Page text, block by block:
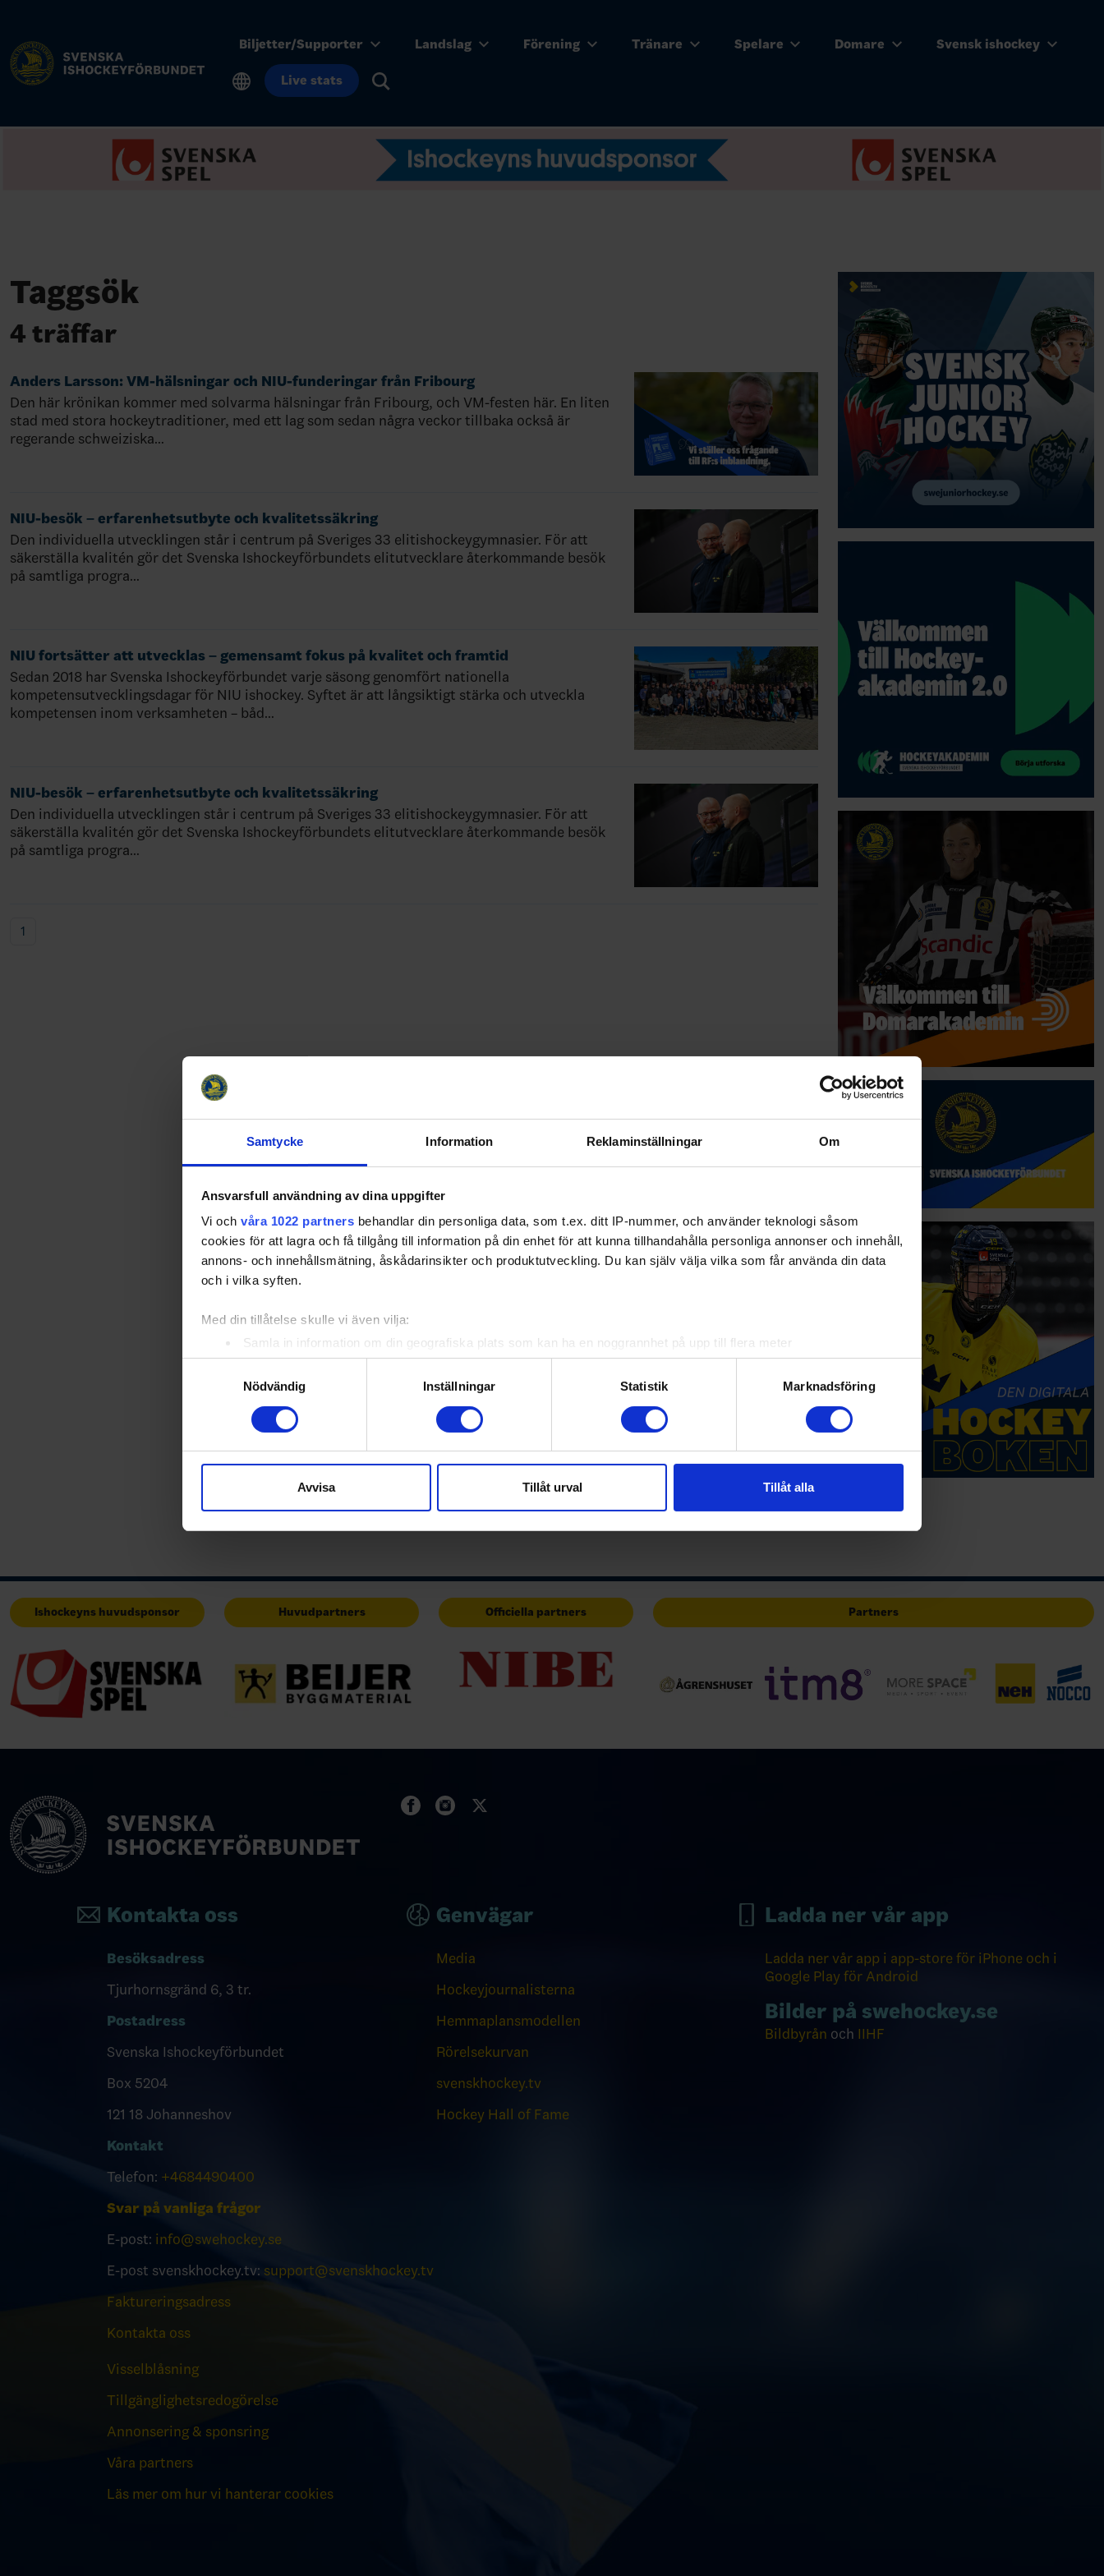
Samtycke Information Reklaminställningar Om
Ansvarsfull användning av dina uppgifter
Vi och våra 1022 partners behandlar din personliga data, som t.ex. ditt IP-nummer, och använder teknologi såsom
cookies för att lagra och få tillgång till information på din enhet för att kunna tillhandahålla personliga annonser och innehåll,
annons- och innehållsmätning, åskådarinsikter och produktutveckling. Du kan själv välja vilka som får använda din data
och i vilka syften.
Med din tillåtelse skulle vi även vilja:
Samla in information om din geografiska plats som kan ha en noggrannhet på upp till flera meter
Identifiera din enhet genom att aktivt skanna den för specifika kännetecken (fingeravtryck)
Ta reda på mer om hur dina personliga uppgifter behandlas och ställ in dina preferenser i
detaljsektionen. Du kan ändra
eller dra tillbaka ditt samtycke när som helst från cookie-förklaringen.
sociala medier och analysera vår trafik. Vi vidarebefordrar även sådana identifierare och annan information från din enhet
till de sociala medier och annons- och analysföretag som vi samarbetar med. Dessa kan i sin tur kombinera informationen
Nödvändig
Inställningar Statistik Marknadsföring
Avvisa Tillåt urval Tillåt alla
Biljetter/Supporter Landslag Förening Tränare Spelare Domare Svensk ishockey
Live stats
Taggsök
4 träffar
Anders Larsson: VM-hälsningar och NIU-funderingar från Fribourg
Den här krönikan kommer med solvarma hälsningar från Fribourg, och VM-festen här. En liten
stad med stora hockeytraditioner, med ett lag som sedan några veckor tillbaka också är
regerande schweiziska…
NIU-besök – erfarenhetsutbyte och kvalitetssäkring
Den individuella utvecklingen står i centrum på Sveriges 33 elitishockeygymnasier. För att
säkerställa kvalitén gör det Svenska Ishockeyförbundets elitutvecklare återkommande besök
på samtliga progra…
NIU fortsätter att utvecklas – gemensamt fokus på kvalitet och framtid
Sedan 2018 har Svenska Ishockeyförbundet varje säsong genomfört nationella
kompetensutvecklingsdagar för NIU ishockey. Syftet är att långsiktigt stärka och utveckla
kompetensen inom verksamheten – båd…
NIU-besök – erfarenhetsutbyte och kvalitetssäkring
Den individuella utvecklingen står i centrum på Sveriges 33 elitishockeygymnasier. För att
säkerställa kvalitén gör det Svenska Ishockeyförbundets elitutvecklare återkommande besök
på samtliga progra…
1
Ishockeyns huvudsponsor Huvudpartners Officiella partners Partners
Kontakta oss
Besöksadress
Tjurhornsgränd 6, 3 tr.
Postadress
Svenska Ishockeyförbundet
Box 5204
121 18 Johanneshov
Kontakt
Telefon: +4684490400
Svar på vanliga frågor
E-post: info@swehockey.se
E-post svenskhockey.tv: support@svenskhockey.tv
Faktureringsadress
Kontakta oss
Visselblåsning
Tillgänglighetsredogörelse
Annonsering & sponsring
Våra partners
Läs mer om hur vi hanterar cookies
Genvägar
Media
Hockeyjournalisterna
Hemmaplansmodellen
Rörelsekurvan
svenskhockey.tv
Hockey Hall of Fame
Ladda ner vår app
Ladda ner vår app i app-store för iPhone och i
Google Play för Android
Bilder på swehockey.se
Bildbyrån och IIHF